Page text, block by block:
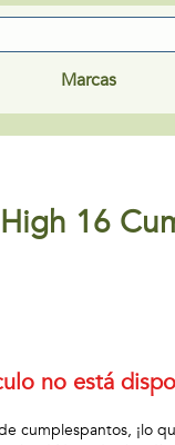
Marcas
16
no está
cumplespantos, ¡lo